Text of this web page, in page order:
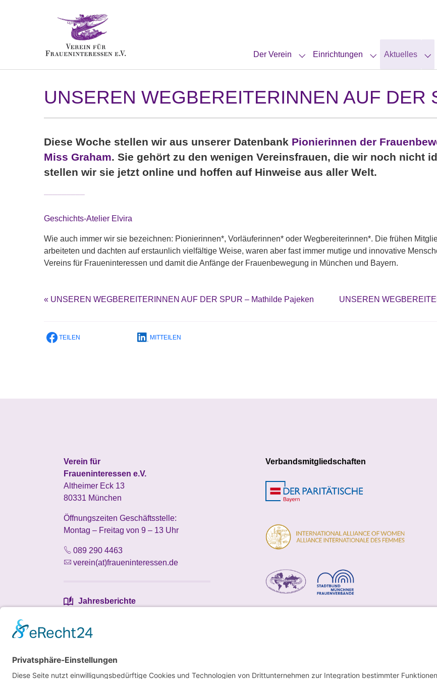
Der Verein
Submenu for "Der Verein"
Einrichtungen
Submenu for
Aktuelles
UNSEREN WEGBEREITERINNEN AUF DER
Diese Woche stellen wir aus unserer Datenbank Pionierinnen der
Miss Graham. Sie gehört zu den wenigen Vereinsfrauen, die wir noch nicht
stellen wir sie jetzt online und hoffen auf Hinweise aus aller Welt.
–––––––––
Geschichts-Atelier Elvira
Wie auch immer wir sie bezeichnen: Pionierinnen*, Vorläuferinnen* oder Wegbereiterinnen*. Die frühen
arbeiteten und dachten auf erstaunlich vielfältige Weise, waren aber fast immer mutige und innovative
Vereins für Fraueninteressen und damit die Anfänge der Frauenbewegung in München und Bayern.
« UNSEREN WEGBEREITERINNEN AUF DER SPUR – Mathilde Pajeken UNSEREN
TEILEN MITTEILEN
Verein für
Fraueninteressen e.V.
Altheimer Eck 13
80331 München
Öffnungszeiten Geschäftsstelle:
Montag – Freitag von 9 – 13 Uhr
089 290 4463
verein(at)fraueninteressen.de
Jahresberichte
Verbandsmitgliedschaften